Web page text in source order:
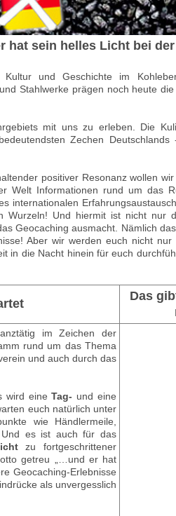
hat sein helles Licht bei
und Geschichte im
Stahlwerke prägen noch heute
mit uns zu erleben. Die
Zechen
positiver Resonanz wollen
Welt Informationen rund um das
internationalen
Wurzeln! Und hiermit ist nicht nur
Geocaching ausmacht. Nämlich
Aber wir werden euch nicht nur
in die Nacht hinein für euch
Das
im Zeichen der
rund um das Thema
und auch durch das
wird eineTag- und eine
euch natürlich unter
wie Händlermeile,
es ist auch für das
zu fortgeschrittener
getreu „…und er hat
Geocaching-Erlebnisse
als unvergesslich